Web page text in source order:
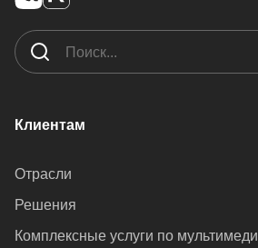
Клиентам
Отрасли
Решения
Комплексные услуги по